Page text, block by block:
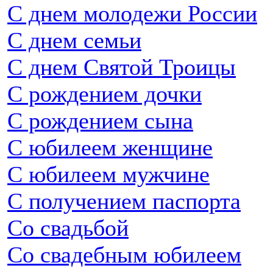
С днем молодежи России
С днем семьи
С днем Святой Троицы
С рождением дочки
С рождением сына
С юбилеем женщине
С юбилеем мужчине
С получением паспорта
Со свадьбой
Со свадебным юбилеем